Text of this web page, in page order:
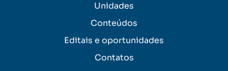
Unidades
Conteúdos
Editais e oportunidades
Contatos